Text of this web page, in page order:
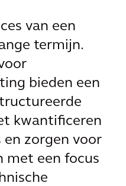
van een
termijn.
bieden een
kwantificeren
en zorgen voor
met een focus